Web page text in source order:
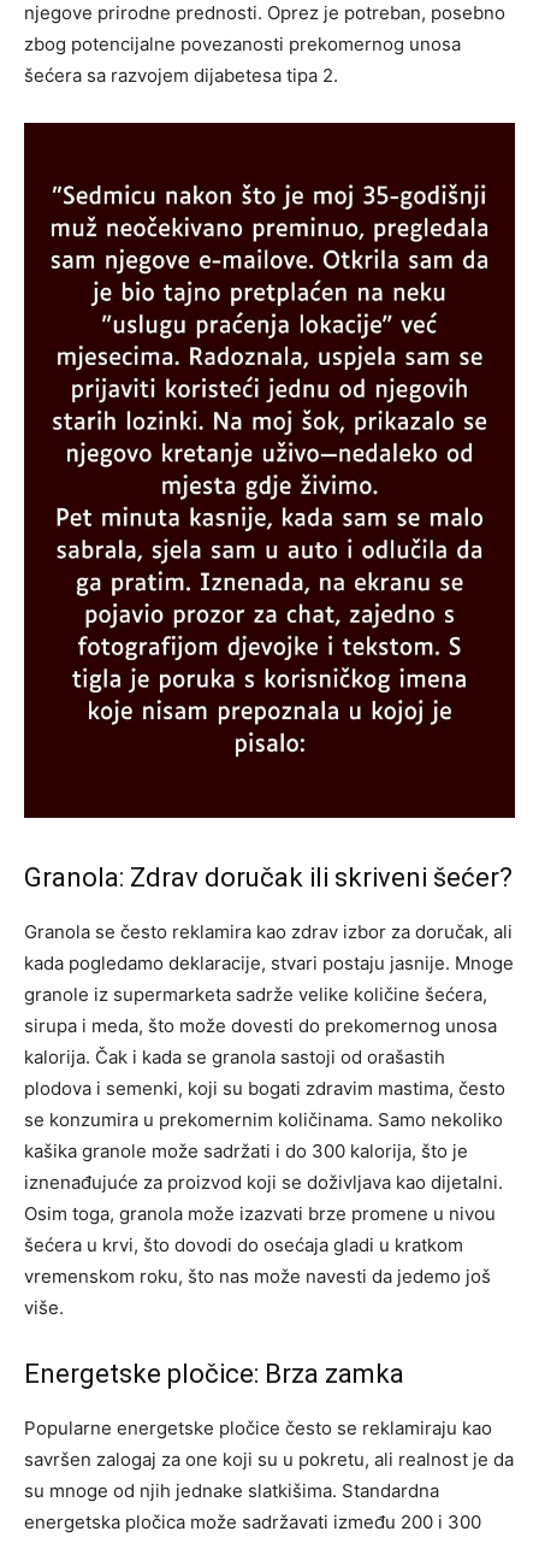
njegove prirodne prednosti. Oprez je potreban, posebno
zbog potencijalne povezanosti prekomernog unosa
šećera sa razvojem dijabetesa tipa 2.
Granola: Zdrav doručak ili skriveni šećer?
Granola se često reklamira kao zdrav izbor za doručak, ali
kada pogledamo deklaracije, stvari postaju jasnije. Mnoge
granole iz supermarketa sadrže velike količine šećera,
sirupa i meda, što može dovesti do prekomernog unosa
kalorija. Čak i kada se granola sastoji od orašastih
plodova i semenki, koji su bogati zdravim mastima, često
se konzumira u prekomernim količinama. Samo nekoliko
kašika granole može sadržati i do 300 kalorija, što je
iznenađujuće za proizvod koji se doživljava kao dijetalni.
Osim toga, granola može izazvati brze promene u nivou
šećera u krvi, što dovodi do osećaja gladi u kratkom
vremenskom roku, što nas može navesti da jedemo još
više.
Energetske pločice: Brza zamka
Popularne energetske pločice često se reklamiraju kao
savršen zalogaj za one koji su u pokretu, ali realnost je da
su mnoge od njih jednake slatkišima. Standardna
energetska pločica može sadržavati između 200 i 300